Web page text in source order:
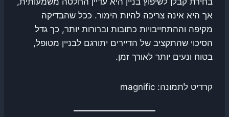
אך היא אינה צריכה להיות הימור. ככל שהבדיקה
מקיפה וההתחייבויות כתובות וברורות יותר, כך גדל
הסיכוי שהתקציב של הדיירים יתורגם לבניין מטופל,
בטוח ונעים יותר לאורך זמן.
קרדיט לתמונה: magnific